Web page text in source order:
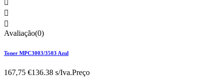



Avaliação(0)
Toner MPC3003/3503 Azul
167,75 €136.38 s/Iva.Preço